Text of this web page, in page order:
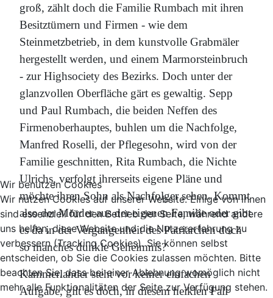
groß, zählt doch die Familie Rumbach mit ihren
Besitztümern und Firmen - wie dem
Steinmetzbetrieb, in dem kunstvolle Grabmäler
hergestellt werden, und einem Marmorsteinbruch
- zur Highsociety des Bezirks. Doch unter der
glanzvollen Oberfläche gärt es gewaltig. Sepp
und Paul Rumbach, die beiden Neffen des
Firmenoberhauptes, buhlen um die Nachfolge,
Manfred Roselli, der Pflegesohn, wird von der
Familie geschnitten, Rita Rumbach, die Nichte
Ulrichs, verfolgt ihrerseits eigene Pläne und
möchte ihren Sohn als Nachfolger sehen. Kommt
also der Mörder aus der eigenen Familie oder gibt
es da in der Vergangenheit des Patriarchen doch
so manches dunkle Geheimnis?
Kammerlander steht vor keiner einfachen
Aufgabe, gilt es doch, in diesem heiklen Fall
Wir benutzen Cookies
Wir nutzen Cookies auf unserer Website. Einige von ihnen
sind essenziell für den Betrieb der Seite, während andere
uns helfen, diese Website und die Nutzererfahrung zu
verbessern (Tracking Cookies). Sie können selbst
entscheiden, ob Sie die Cookies zulassen möchten. Bitte
beachten Sie, dass bei einer Ablehnung womöglich nicht
mehr alle Funktionalitäten der Seite zur Verfügung stehen.